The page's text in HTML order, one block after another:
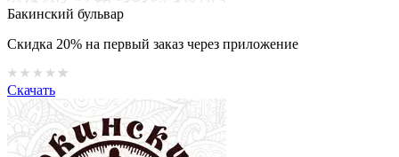
Бакинский бульвар
Скидка 20% на первый заказ через приложение
Скачать